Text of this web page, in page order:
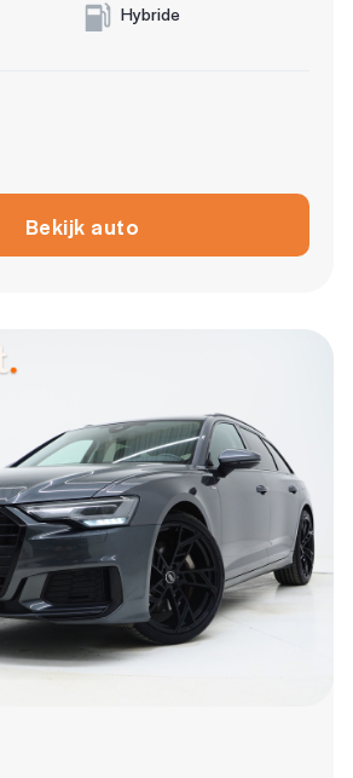
Hybride
Bekijk auto